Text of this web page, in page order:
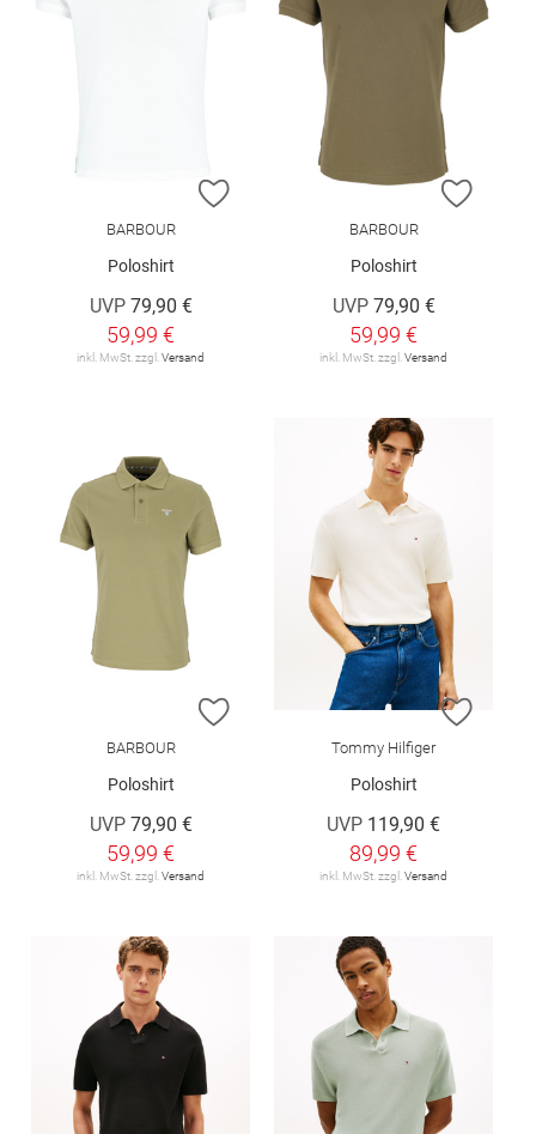
ZUR WUNSCHLISTE HINZUFÜGEN
BARBOUR
Poloshirt
UVP 79,90 €
59,99 €
inkl. MwSt. zzgl. Versand
ZUR
BARBOUR
Poloshirt
UVP 79,90 €
59,99 €
inkl. MwSt. zzgl. Versand
ZUR WUNSCHLISTE HINZUFÜGEN
BARBOUR
Poloshirt
UVP 79,90 €
59,99 €
inkl. MwSt. zzgl. Versand
ZUR
Tommy Hilfiger
Poloshirt
UVP 119,90 €
89,99 €
inkl. MwSt. zzgl. Versand